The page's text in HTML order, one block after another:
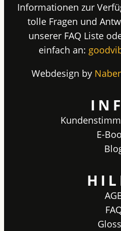
Informationen zur
tolle Fragen und
unserer FAQ Liste
einfach an:
Webdesign by
E-